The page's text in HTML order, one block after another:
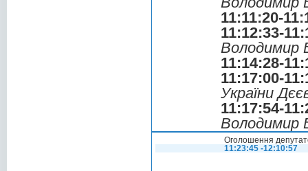
11:11:20-
11:12:33-
Володимир
11:14:28-
11:17:00-
України
11:17:54-
Володимир
Оголошення
11:23:45 -12:10:57